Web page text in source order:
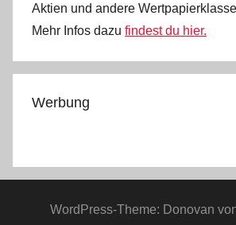
Aktien und andere
Mehr Infos dazu findest du hier.
Werbung
WordPress-Theme: Donovan